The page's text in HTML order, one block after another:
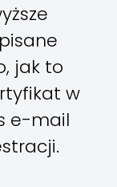
jak to
w
e-mail